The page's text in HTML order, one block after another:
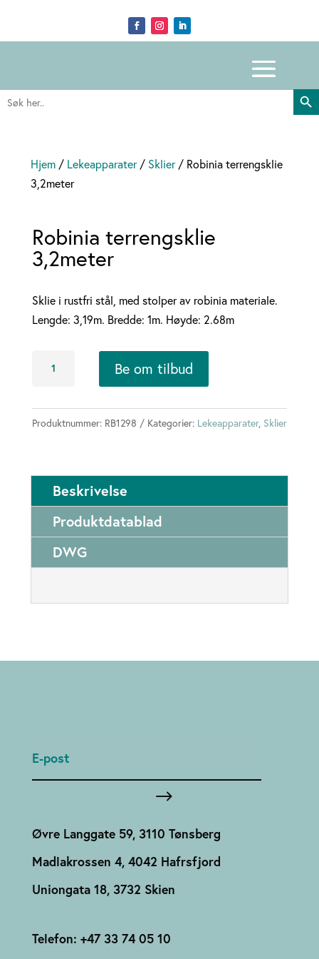
Search
for:
Search
Hjem/ Lekeapparater/ Sklier/ Robinia terrengsklie
3,2meter
Robinia terrengsklie
3,2meter
Sklie i rustfri stål, med stolper av robinia materiale.
Lengde: 3,19m. Bredde: 1m. Høyde: 2.68m
antall
Be om tilbud
Produktnummer: RB1298 Kategorier: Lekeapparater, Sklier
Beskrivelse
Produktdatablad
DWG
Øvre Langgate 59, 3110 Tønsberg
Madlakrossen 4, 4042 Hafrsfjord
Uniongata 18, 3732 Skien
Telefon: +47 33 74 05 10